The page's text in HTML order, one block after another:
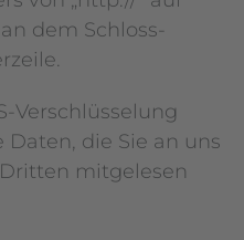
dem Schloss-
Verschlüsselung
die Sie an uns
mitgelesen